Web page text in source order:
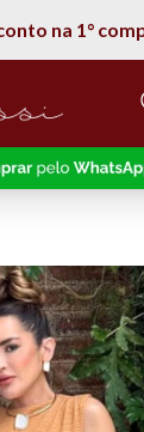
na 1°